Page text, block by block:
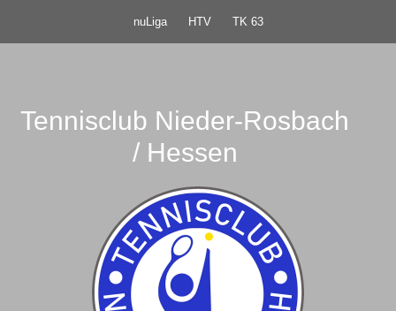
nuLiga HTV TK 63
Tennisclub Nieder-Rosbach
/ Hessen